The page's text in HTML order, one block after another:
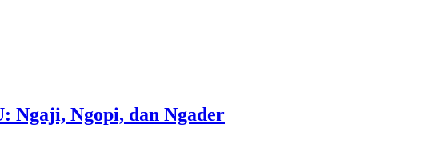
Ngaji, Ngopi, dan Ngader